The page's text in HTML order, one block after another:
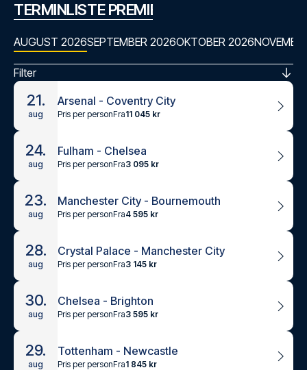
TERMINLISTE PREMIER LEAGUE
AUGUST 2026SEPTEMBER 2026OKTOBER 2026
Filter
21.
aug
Arsenal - Coventry City
Pris per personFra11 045 kr
24.
aug
Fulham - Chelsea
Pris per personFra3 095 kr
23.
aug
Manchester City - Bournemouth
Pris per personFra4 595 kr
28.
aug
Crystal Palace - Manchester City
Pris per personFra3 145 kr
30.
aug
Chelsea - Brighton
Pris per personFra3 595 kr
29.
aug
Tottenham - Newcastle
Pris per personFra1 845 kr